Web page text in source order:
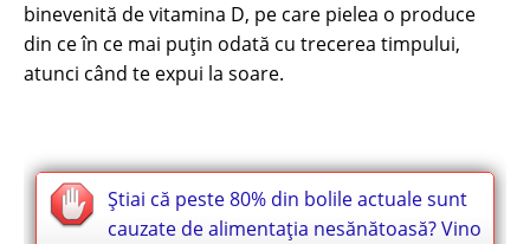
binevenită de vitamina D, pe care pielea o produce
din ce în ce mai puțin odată cu trecerea timpului,
atunci când te expui la soare.
Știai că peste 80% din bolile actuale sunt
cauzate de alimentația nesănătoasă? Vino